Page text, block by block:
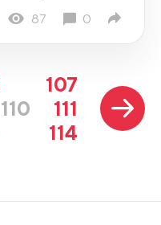
87 0
107
110
111
114